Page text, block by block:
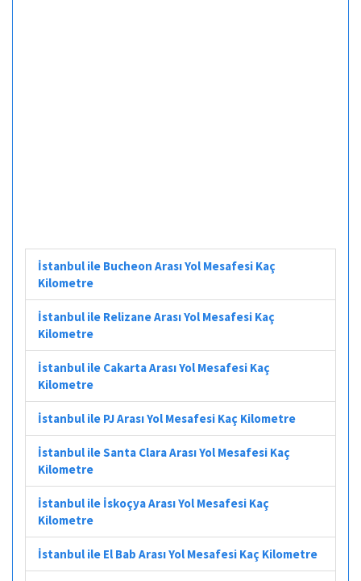
İstanbul ile Bucheon Arası Yol Mesafesi Kaç
Kilometre
İstanbul ile Relizane Arası Yol Mesafesi Kaç
Kilometre
İstanbul ile Cakarta Arası Yol Mesafesi Kaç
Kilometre
İstanbul ile PJ Arası Yol Mesafesi Kaç Kilometre
İstanbul ile Santa Clara Arası Yol Mesafesi Kaç
Kilometre
İstanbul ile İskoçya Arası Yol Mesafesi Kaç
Kilometre
İstanbul ile El Bab Arası Yol Mesafesi Kaç Kilometre